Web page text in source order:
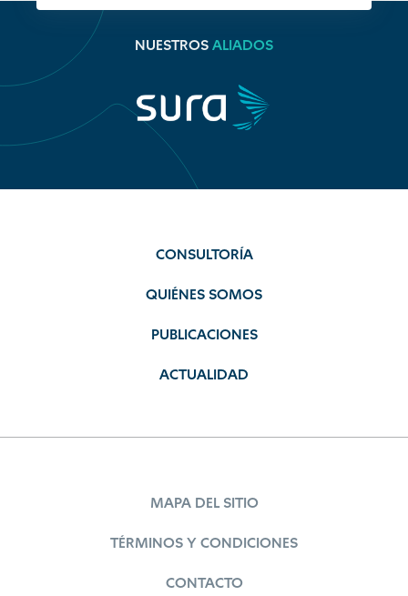
NUESTROS ALIADOS
CONSULTORÍA
QUIÉNES SOMOS
PUBLICACIONES
ACTUALIDAD
MAPA DEL SITIO
TÉRMINOS Y CONDICIONES
CONTACTO